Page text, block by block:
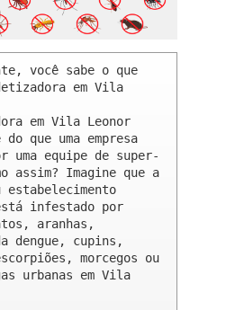
você sabe o que
em Vila
em Vila Leonor
que uma empresa
uma equipe de super-
assim? Imagine que a
estabelecimento
infestado por
aranhas,
dengue, cupins,
morcegos ou
urbanas em Vila